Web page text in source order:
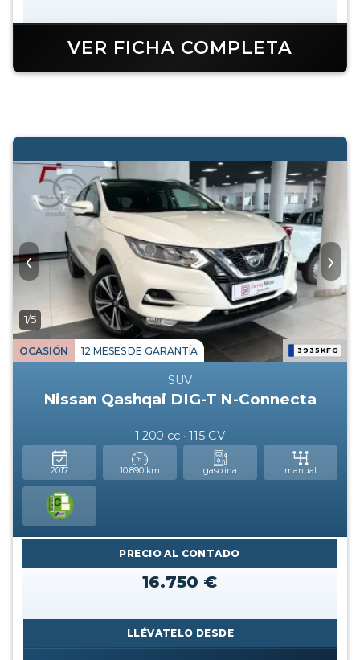
VER FICHA COMPLETA
‹ ›
1/5
OCASIÓN 12 MESES DE GARANTÍA 3935KFG
SUV
Nissan Qashqai DIG-T N-Connecta
1.200 cc · 115 CV
2017 10.890 km gasolina manual
PRECIO AL CONTADO
16.750 €
LLÉVATELO DESDE